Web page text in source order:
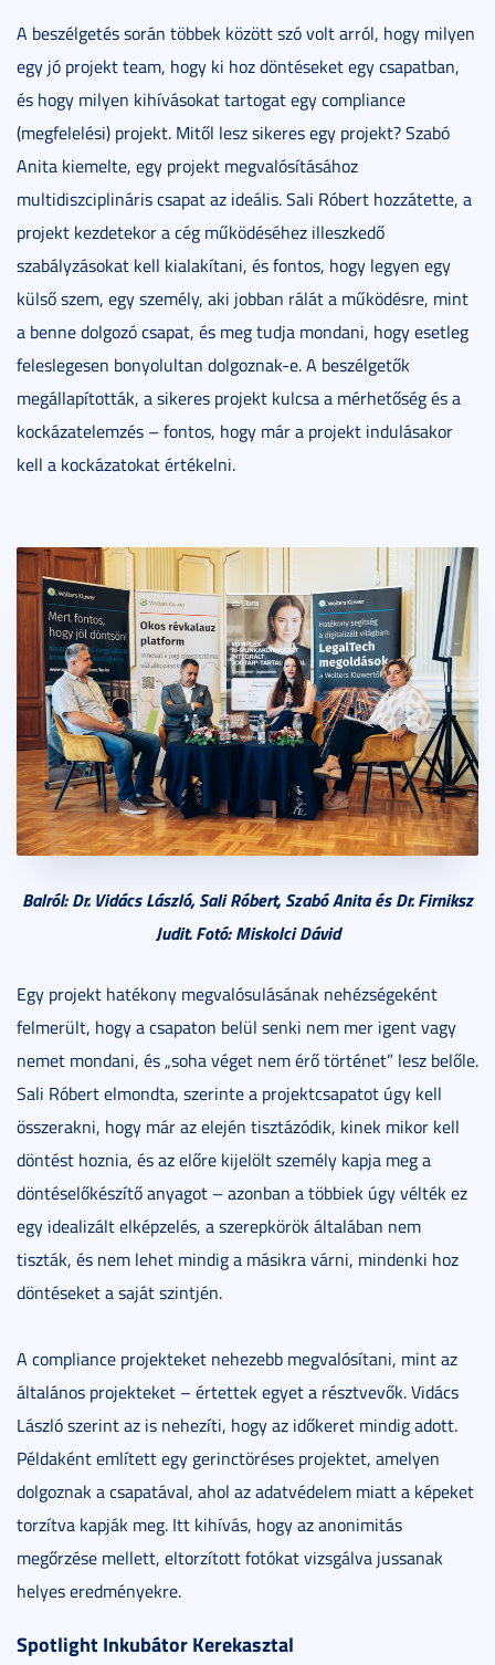
A beszélgetés során többek között szó volt arról, hogy milyen
egy jó projekt team, hogy ki hoz döntéseket egy csapatban,
és hogy milyen kihívásokat tartogat egy compliance
(megfelelési) projekt. Mitől lesz sikeres egy projekt? Szabó
Anita kiemelte, egy projekt megvalósításához
multidiszciplináris csapat az ideális. Sali Róbert hozzátette, a
projekt kezdetekor a cég működéséhez illeszkedő
szabályzásokat kell kialakítani, és fontos, hogy legyen egy
külső szem, egy személy, aki jobban rálát a működésre, mint
a benne dolgozó csapat, és meg tudja mondani, hogy esetleg
feleslegesen bonyolultan dolgoznak-e. A beszélgetők
megállapították, a sikeres projekt kulcsa a mérhetőség és a
kockázatelemzés – fontos, hogy már a projekt indulásakor
kell a kockázatokat értékelni.
Balról: Dr. Vidács László, Sali Róbert, Szabó Anita és Dr. Firniksz
Judit. Fotó: Miskolci Dávid
Egy projekt hatékony megvalósulásának nehézségeként
felmerült, hogy a csapaton belül senki nem mer igent vagy
nemet mondani, és „soha véget nem érő történet” lesz belőle.
Sali Róbert elmondta, szerinte a projektcsapatot úgy kell
összerakni, hogy már az elején tisztázódik, kinek mikor kell
döntést hoznia, és az előre kijelölt személy kapja meg a
döntéselőkészítő anyagot – azonban a többiek úgy vélték ez
egy idealizált elképzelés, a szerepkörök általában nem
tiszták, és nem lehet mindig a másikra várni, mindenki hoz
döntéseket a saját szintjén.
A compliance projekteket nehezebb megvalósítani, mint az
általános projekteket – értettek egyet a résztvevők. Vidács
László szerint az is nehezíti, hogy az időkeret mindig adott.
Példaként említett egy gerinctöréses projektet, amelyen
dolgoznak a csapatával, ahol az adatvédelem miatt a képeket
torzítva kapják meg. Itt kihívás, hogy az anonimitás
megőrzése mellett, eltorzított fotókat vizsgálva jussanak
helyes eredményekre.
Spotlight Inkubátor Kerekasztal